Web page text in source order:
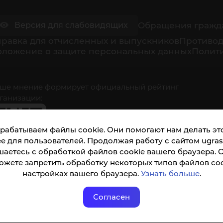
файлы cookie. Они помогают нам делать
для пользователей. Продолжая работу с сайтом
с обработкой файлов cookie вашего браузера.
запретить обработку некоторых типов файлов
настройках вашего браузера. Узнать больше.
Согласен
мнение формирует официальный рейтинг
доступна по QR-коду, а так же по прямой